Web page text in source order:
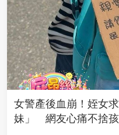
女警產後血崩！姪女
妹」 網友心痛不捨